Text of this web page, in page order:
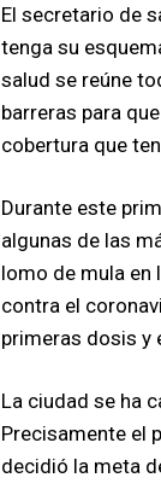
El secretario de
tenga su
salud se reúne
barreras para
cobertura que
Durante este
algunas de las
lomo de mula en
contra el
primeras dosis y
La ciudad se ha
Precisamente el
decidió la meta